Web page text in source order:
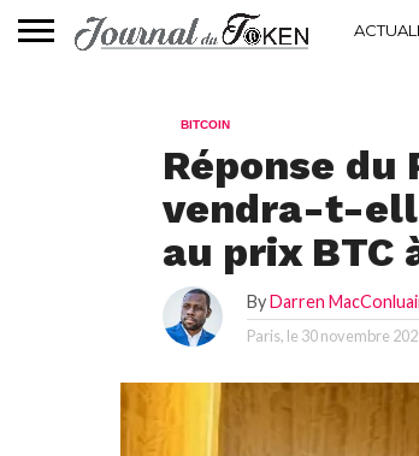
BITCOIN
Réponse du
vendra-t-
au prix BTC
ByDarren
Paris, le 30 novembre